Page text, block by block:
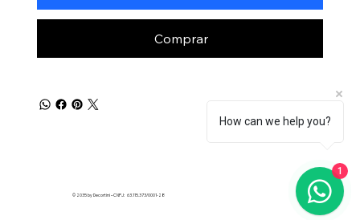
Comprar
© 2035 by Decortini – CNPJ: 63.115.373/0001-28
How can we help you?
1